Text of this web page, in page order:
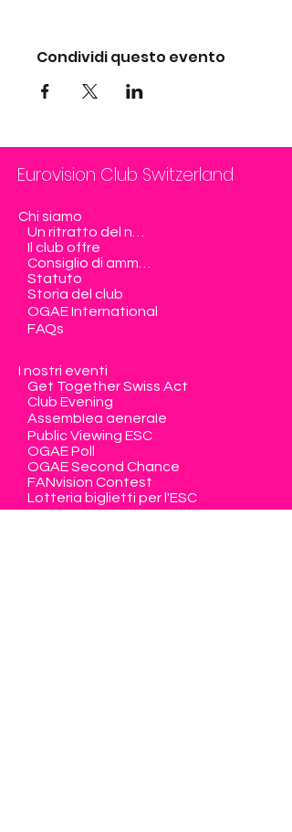
Condividi questo evento
Eurovision Club Switzerland
Chi siamo
Il club offre
Statuto
Storia del club
OGAE International
FAQs
I nostri eventi
Get Together Swiss Act
Club Evening
Assemblea generale
Public Viewing ESC
OGAE Poll
OGAE Second Chance
FANvision Contest
Lotteria biglietti per l'ESC